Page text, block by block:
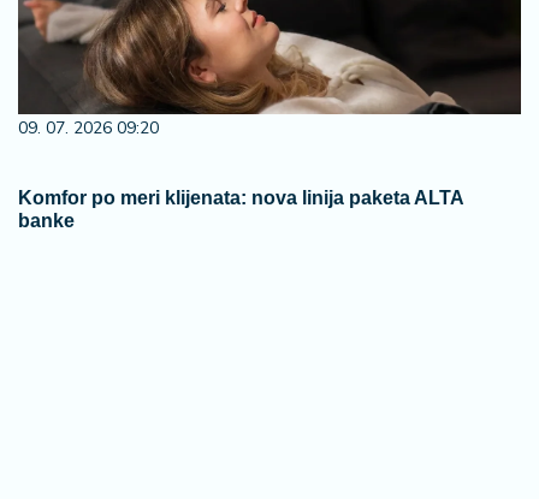
09. 07. 2026 09:20
Komfor po meri klijenata: nova linija paketa ALTA
banke